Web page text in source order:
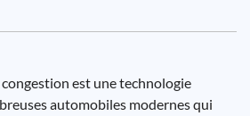
est une technologie
automobiles modernes qui